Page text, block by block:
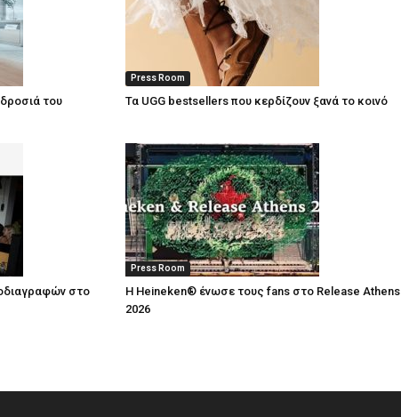
του
Press Room
Τα UGG bestsellers που κερδίζουν ξανά το κοινό
στο
Press Room
Η Heineken® ένωσε τους fans στο Release Athens
2026